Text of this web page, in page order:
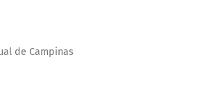
de Campinas